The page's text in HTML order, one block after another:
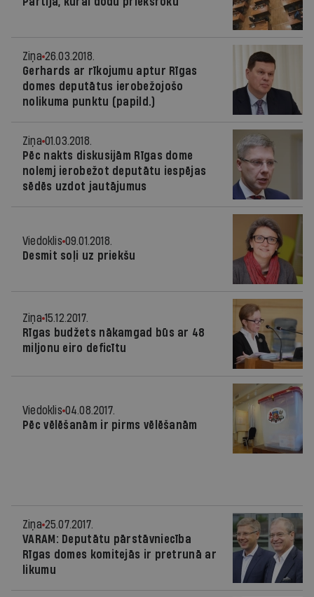
Ziņa 26.03.2018.
Gerhards ar rīkojumu aptur Rīgas
domes deputātus ierobežojošo
nolikuma punktu (papild.)
Ziņa 01.03.2018.
Pēc nakts diskusijām Rīgas dome
nolemj ierobežot deputātu iespējas
sēdēs uzdot jautājumus
Viedoklis 09.01.2018.
Desmit soļi uz priekšu
Ziņa 15.12.2017.
Rīgas budžets nākamgad būs ar 48
miljonu eiro deficītu
Viedoklis 04.08.2017.
Pēc vēlēšanām ir pirms vēlēšanām
Ziņa 25.07.2017.
VARAM: Deputātu pārstāvniecība
Rīgas domes komitejās ir pretrunā ar
likumu